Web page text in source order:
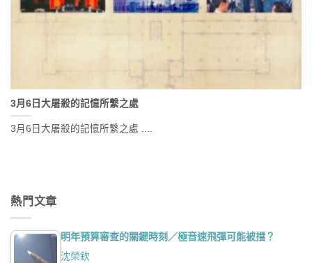
3月6日大屠殺的記憶所繫之處
3月6日大屠殺的記憶所繫之處 ....
熱門文章
明年預算審查的關鍵時刻／極音速飛彈可能被擋？
沈榮欽